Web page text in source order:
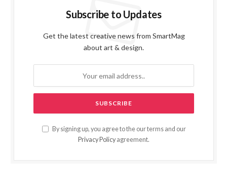
Subscribe to Updates
Get the latest creative news from SmartMag
about art & design.
By signing up, you agree to the our terms and our
Privacy Policy agreement.